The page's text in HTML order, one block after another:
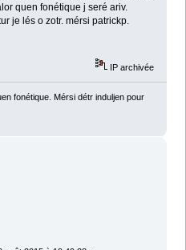
quen fonétique j seré ariv.
je lés o zotr. mérsi patrickp.
IP archivée
fonétique. Mérsi détr induljen pour